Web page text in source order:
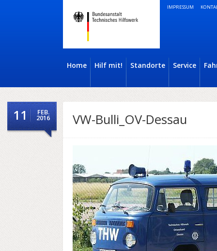
IMPRESSUM
Home Hilf mit! Standorte Service
11 FEB.
2016 VW-Bulli_OV-Dessau